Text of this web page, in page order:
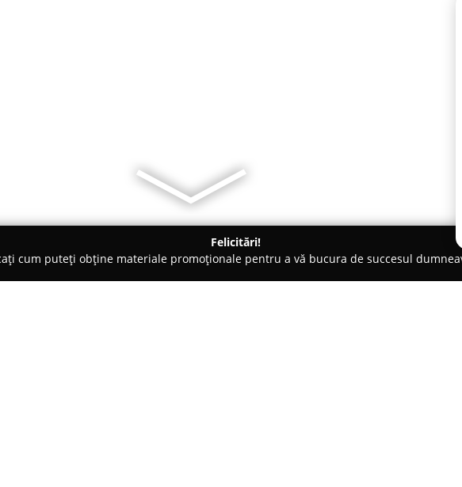
Felicitări!
cum puteți obține materiale promoționale pentru a vă bucura de succesul